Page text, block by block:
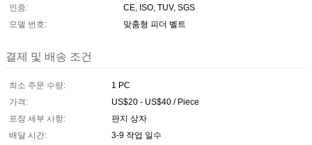
인증:
CE, ISO, TUV, SGS
모델 번호:
맞춤형 피더 벨트
결제 및 배송 조건
최소 주문 수량:
1 PC
가격:
US$20 - US$40 / Piece
포장 세부 사항:
판지 상자
배달 시간:
3-9 작업 일수